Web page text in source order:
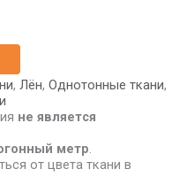
, Лён, Однотонные ткани,
не является
метр.
от цвета ткани в